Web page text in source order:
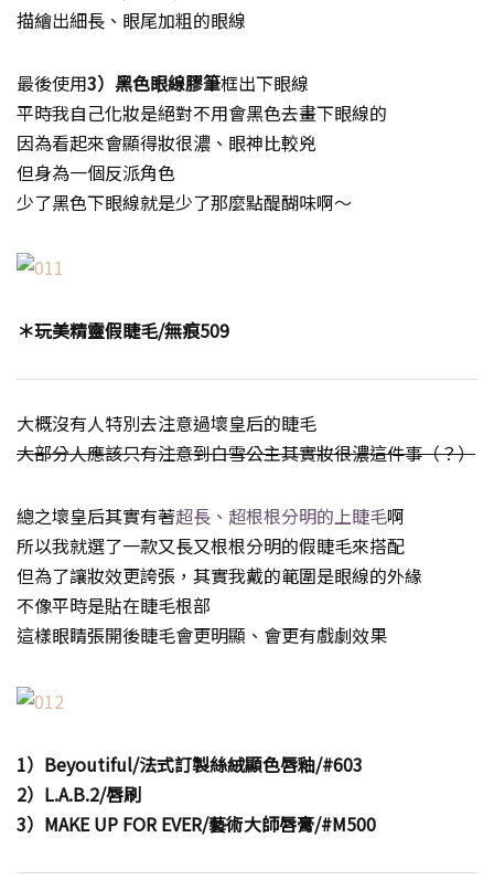
描繪出細長、眼尾加粗的眼線
最後使用3）黑色眼線膠筆框出下眼線
平時我自己化妝是絕對不用會黑色去畫下眼線的
因為看起來會顯得妝很濃、眼神比較兇
但身為一個反派角色
少了黑色下眼線就是少了那麼點醍醐味啊～
＊玩美精靈假睫毛/無痕509
大概沒有人特別去注意過壞皇后的睫毛
大部分人應該只有注意到白雪公主其實妝很濃這件事（？）
總之壞皇后其實有著超長、超根根分明的上睫毛啊
所以我就選了一款又長又根根分明的假睫毛來搭配
但為了讓妝效更誇張，其實我戴的範圍是眼線的外緣
不像平時是貼在睫毛根部
這樣眼睛張開後睫毛會更明顯、會更有戲劇效果
1）Beyoutiful/法式訂製絲絨顯色唇釉/#603
2）L.A.B.2/唇刷
3）MAKE UP FOR EVER/藝術大師唇膏/#M500